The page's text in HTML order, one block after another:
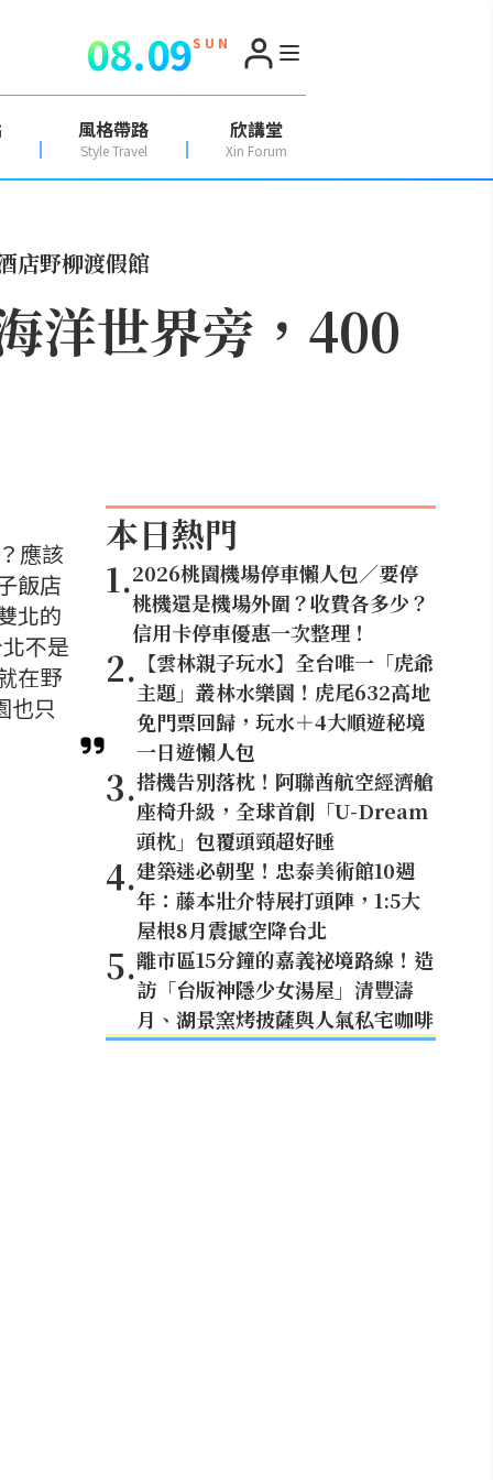
08.09S U N
風格帶路
Style Travel
欣講堂
Xin Forum
店野柳渡假館
洋世界旁，400
應該
飯店
北的
不是
在野
也只
本日熱門
1.2026桃園機場停車懶人包／要停
桃機還是機場外圍？收費各多少？
信用卡停車優惠一次整理！
2. 【雲林親子玩水】全台唯一「虎爺
主題」叢林水樂園！虎尾632高地
免門票回歸，玩水＋4大順遊秘境
一日遊懶人包
3.搭機告別落枕！阿聯酋航空經濟艙
座椅升級，全球首創「U-Dream
頭枕」包覆頭頸超好睡
4.建築迷必朝聖！忠泰美術館10週
年：藤本壯介特展打頭陣，1:5大
屋根8月震撼空降台北
5.離市區15分鐘的嘉義祕境路線！造
訪「台版神隱少女湯屋」清豐濤
月、湖景窯烤披薩與人氣私宅咖啡